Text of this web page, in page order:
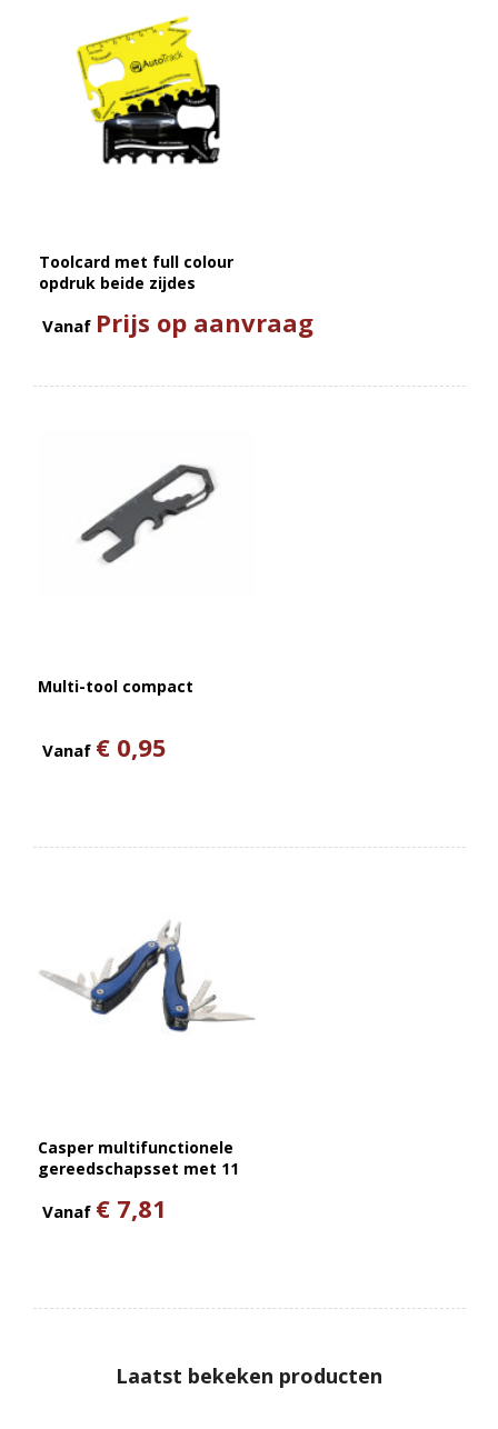
Toolcard met full colour
opdruk beide zijdes
Vanaf Prijs op aanvraag
Multi-tool compact
Vanaf € 0,95
Casper multifunctionele
gereedschapsset met 11
Vanaf € 7,81
Laatst bekeken producten